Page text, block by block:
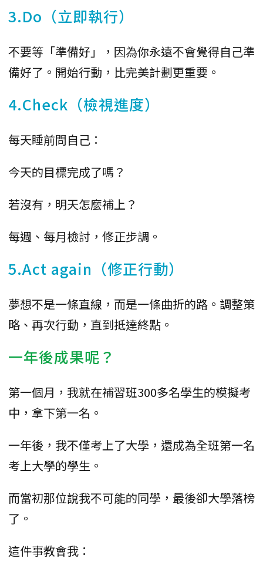
3.Do（立即執行）
不要等「準備好」，因為你永遠不會覺得自己準
備好了。開始行動，比完美計劃更重要。
4.Check（檢視進度）
每天睡前問自己：
今天的目標完成了嗎？
若沒有，明天怎麼補上？
每週、每月檢討，修正步調。
5.Act again（修正行動）
夢想不是一條直線，而是一條曲折的路。調整策
略、再次行動，直到抵達終點。
一年後成果呢？
第一個月，我就在補習班300多名學生的模擬考
中，拿下第一名。
一年後，我不僅考上了大學，還成為全班第一名
考上大學的學生。
而當初那位說我不可能的同學，最後卻大學落榜
了。
這件事教會我：